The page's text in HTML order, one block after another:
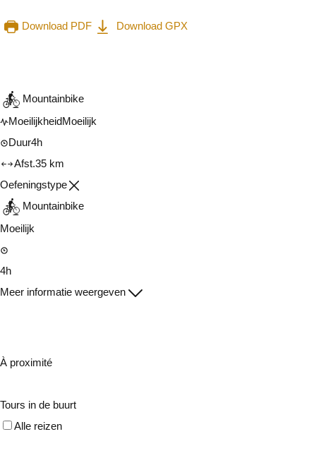
Download PDF
Download GPX
Mountainbike
MoeilijkheidMoeilijk
Duur4h
Afst.35 km
Oefeningstype
Mountainbike
Moeilijk
4h
Meer informatie weergeven
À proximité
Tours in de buurt
Alle reizen